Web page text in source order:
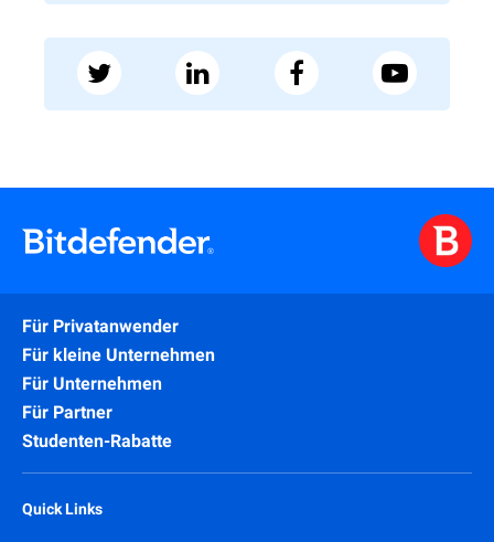
Für Privatanwender
Für kleine Unternehmen
Für Unternehmen
Für Partner
Studenten-Rabatte
Quick Links